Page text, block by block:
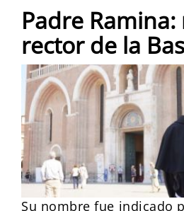
Padre
rector de la
Su nombre fue indicado